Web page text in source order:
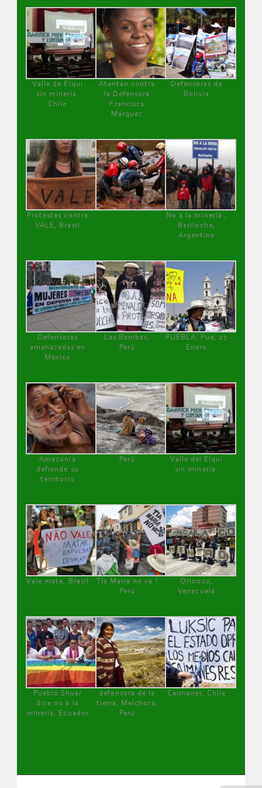
Valle de Elqui
sin minería.
Chile
Atentan contra
la Defensora
Francisca
Márquez
Defensoras de
Bolivia
Protestas contra
VALE, Brasil
No a la minería ,
Bariloche,
Argentina
Defensoras
amenazadas en
México
Las Bambas,
Perú
PUEBLA, Pue, 27
Enero
Amazonía
defiende su
territorio
Perú
Valle del Elqui
sin minería.
Vale mata, Brasil
Tía María no va !
Perú
Orinoco,
Venezuela
Pueblo Shuar
dice no a la
minería, Ecuador
defensora de la
tierra, Melchora,
Perú
Caimanes, Chile